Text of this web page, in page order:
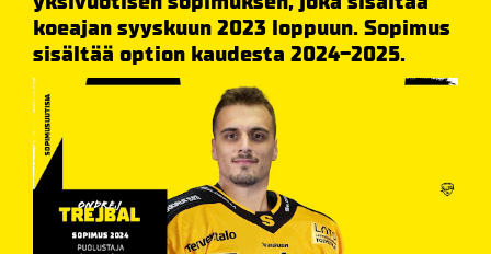
koeajan syyskuun 2023 loppuun. Sopimus
sisältää option kaudesta 2024-2025.